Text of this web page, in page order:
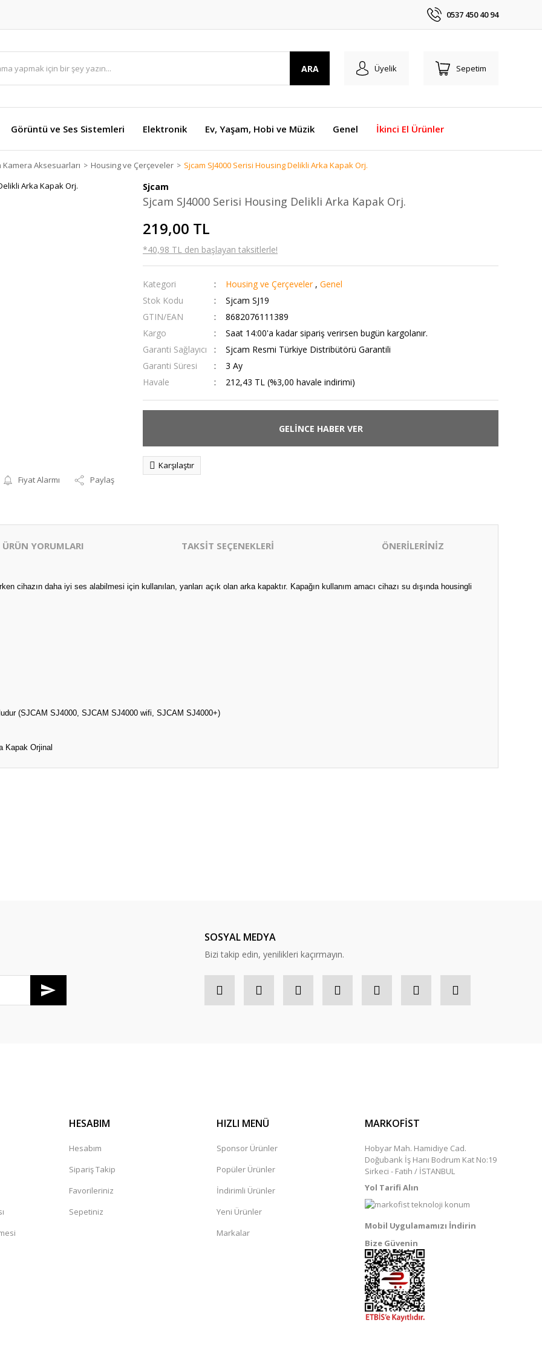
0537 450 40 94
ARA Üyelik Sepetim
Görüntü ve Ses Sistemleri Elektronik Ev, Yaşam, Hobi ve Müzik Genel İkinci El Ürünler
Kamera Aksesuarları Housing ve Çerçeveler Sjcam SJ4000 Serisi Housing Delikli Arka Kapak Orj.
Fiyat Alarmı Paylaş
Sjcam
Sjcam SJ4000 Serisi Housing Delikli Arka Kapak Orj.
219,00 TL
*40,98 TL den başlayan taksitlerle!
Kategori Housing ve Çerçeveler , Genel
Stok Kodu
Sjcam SJ19
GTIN/EAN
8682076111389
Kargo
Saat 14:00'a kadar sipariş verirsen bugün kargolanır.
Garanti Sağlayıcı
Sjcam Resmi Türkiye Distribütörü Garantili
Garanti Süresi
3 Ay
Havale
212,43 TL (%3,00 havale indirimi)
GELİNCE HABER VER
Karşılaştır
ÜRÜN YORUMLARI TAKSİT SEÇENEKLERİ ÖNERİLERİNİZ
cihazın daha iyi ses alabilmesi için kullanılan, yanları açık olan arka kapaktır. Kapağın kullanım amacı cihazı su dışında housingli
(SJCAM SJ4000, SJCAM SJ4000 wifi, SJCAM SJ4000+)
Kapak Orjinal
SOSYAL MEDYA
Bizi takip edin, yenilikleri kaçırmayın.
HESABIM
Hesabım
Sipariş Takip
Favorileriniz
Sepetiniz
HIZLI MENÜ
Sponsor Ürünler
Popüler Ürünler
İndirimli Ürünler
Yeni Ürünler
Markalar
MARKOFİST
Hobyar Mah. Hamidiye Cad.
Doğubank İş Hanı Bodrum Kat No:19
Sirkeci - Fatih / İSTANBUL
Yol Tarifi Alın
Mobil Uygulamamızı İndirin
Bize Güvenin